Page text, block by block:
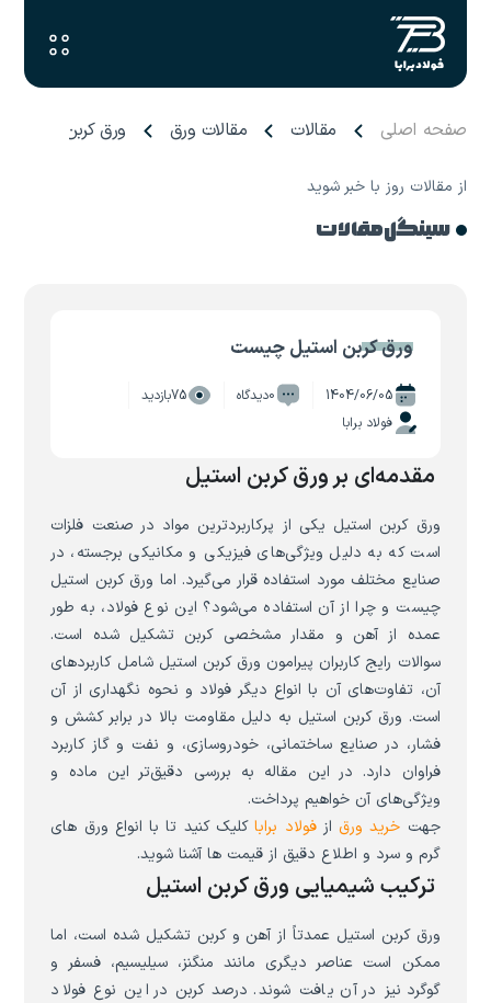
صفحه اصلی مقالات مقالات ورق ورق کربن
از مقالات روز با خبر شوید
سینگل مقالات
ورق کربن استیل چیست
1404/06/05 0دیدگاه
75بازدید
فولاد برابا
مقدمه‌ای بر ورق کربن استیل
ورق کربن استیل یکی از پرکاربردترین مواد در صنعت فلزات
است که به دلیل ویژگی‌های فیزیکی و مکانیکی برجسته، در
صنایع مختلف مورد استفاده قرار می‌گیرد. اما ورق کربن استیل
چیست و چرا از آن استفاده می‌شود؟ این نوع فولاد، به طور
عمده از آهن و مقدار مشخصی کربن تشکیل شده است.
سوالات رایج کاربران پیرامون ورق کربن استیل شامل کاربردهای
آن، تفاوت‌های آن با انواع دیگر فولاد و نحوه نگهداری از آن
است. ورق کربن استیل به دلیل مقاومت بالا در برابر کشش و
فشار، در صنایع ساختمانی، خودروسازی، و نفت و گاز کاربرد
فراوان دارد. در این مقاله به بررسی دقیق‌تر این ماده و
ویژگی‌های آن خواهیم پرداخت.
جهت خرید ورقازفولاد براباکلیک کنید تا با انواع ورق های
گرم و سرد و اطلاع دقیق از قیمت ها آشنا شوید.
ترکیب شیمیایی ورق کربن استیل
ورق کربن استیل عمدتاً از آهن و کربن تشکیل شده است، اما
ممکن است عناصر دیگری مانند منگنز، سیلیسیم، فسفر و
گوگرد نیز در آن یافت شوند. درصد کربن در این نوع فولاد